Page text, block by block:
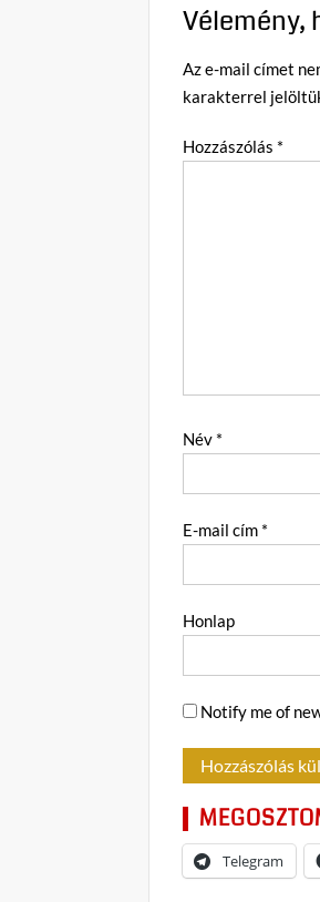
Vélemény,
Az e-mail címet
karakterrel
Hozzászólás *
Név *
E-mail cím *
Honlap
Notify me of
Telegram